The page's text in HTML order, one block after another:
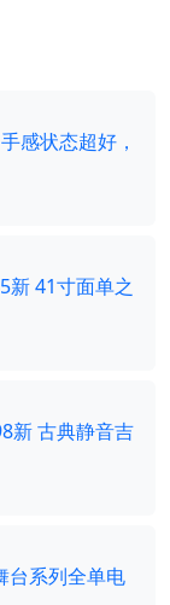
感状态超好，
新 41寸面单之
新 古典静音吉
台系列全单电